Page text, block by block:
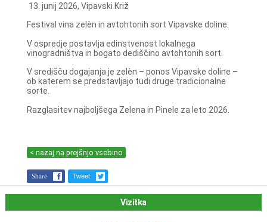
13. junij 2026, Vipavski Križ
Festival vina zelèn in avtohtonih sort Vipavske doline.
V ospredje postavlja edinstvenost lokalnega
vinogradništva in bogato dediščino avtohtonih sort.
V središču dogajanja je zelèn – ponos Vipavske doline –
ob katerem se predstavljajo tudi druge tradicionalne
sorte.
Razglasitev najboljšega Zelena in Pinele za leto 2026.
< nazaj na prejšnjo vsebino
Share Tweet
Vizitka